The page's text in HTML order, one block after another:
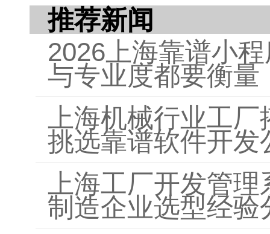
推荐新闻
2026上海靠谱小
与专业度都要衡量
上海机械行业工
挑选靠谱软件开发
上海工厂开发管
制造企业选型经验